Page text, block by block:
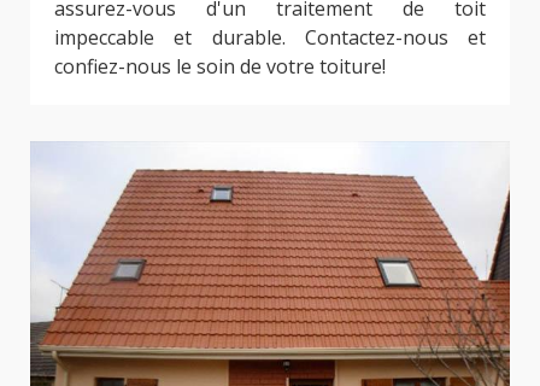
assurez-vous d'un traitement de toit
impeccable et durable. Contactez-nous et
confiez-nous le soin de votre toiture!